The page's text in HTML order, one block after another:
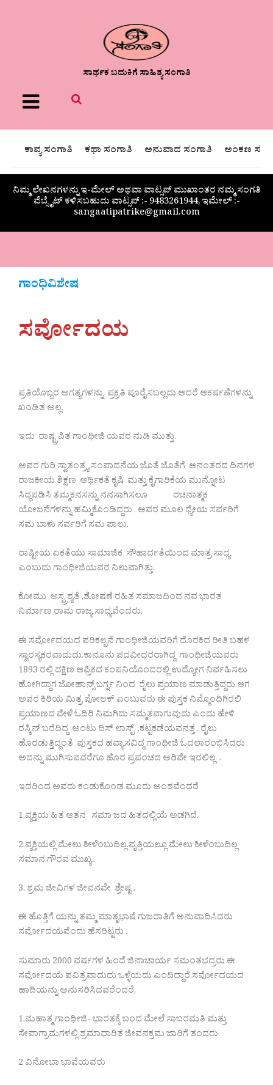
ಸಾರ್ಥಕ ಬದುಕಿಗೆ ಸಾಹಿತ್ಯ ಸಂಗಾತಿ
Menu
ಕಾವ್ಯ ಸಂಗಾತಿ ಕಥಾ ಸಂಗಾತಿ ಅನುವಾದ ಸಂಗಾತಿ ಅಂಕಣ
ನಿಮ್ಮ ಲೇಖನಗಳನ್ನು ಇ-ಮೇಲ್ ಅಥವಾ ವಾಟ್ಸಪ್ ಮುಖಾಂತರ ನಮ್ಮ ಸಂಗತಿ
ವೆಬ್ಸೈಟ್ ಕಳಿಸಬಹುದು ವಾಟ್ಸಪ್‌ :- 9483261944, ಇಮೇಲ್ :-
sangaatipatrike@gmail.com
ಗಾಂಧಿವಿಶೇಷ
ಸರ್ವೋದಯ
ಪ್ರತಿಯೊಬ್ಬರ ಅಗತ್ಯಗಳನ್ನು ಪ್ರಕ್ರತಿ ಪೂರೈಸಬಲ್ಲದು ಆದರೆ ಆಕರ್ಷಣೆಗಳನ್ನು
ಖಂಡಿತ ಅಲ್ಲ.
ಇದು ರಾಷ್ಟ್ರಪಿತ ಗಾಂಧೀಜಿ ಯವರ ನುಡಿ ಮುತ್ತು.
ಅವರ ಗುರಿ ಸ್ವಾತಂತ್ರ್ಯ ಸಂಪಾದನೆಯ ಜೊತೆ ಜೊತೆಗೆ ಆನಂತರದ ದಿನಗಳ
ರಾಜಕೀಯ ಶಿಕ್ಷಣ ಆರ್ಥಿಕತೆ ಕೃಷಿ ಮತ್ತು ಕೈಗಾರಿಕೆಯ ಮುನ್ನೋಟ
ಸಿದ್ಧಪಡಿಸಿ ತಮ್ಮಕನಸನ್ನು ನನಸಾಗಿಸಲೂ ರಚನಾತ್ಮಕ
ಯೋಜನೆಗಳನ್ನು ಹಮ್ಮಿಕೊಂಡಿದ್ದರು . ಅವರ ಮೂಲ ಧ್ಯೇಯ ಸರ್ವರಿಗೆ
ಸಮ ಬಾಳು ಸರ್ವರಿಗೆ ಸಮ ಪಾಲು.
ರಾಷ್ಟೀಯ ಏಕತೆಯು ಸಾಮಾಜಿಕ ಸೌಹಾರ್ದತೆಯಿಂದ ಮಾತ್ರ ಸಾಧ್ಯ
ಎಂಬುದು ಗಾಂಧೀಜಿಯವರ ನಿಲುವಾಗಿತ್ತು.
ಕೋಮು ,ಅಸ್ಪ್ರಶ್ಯತೆ ,ಶೋಷಣೆ ರಹಿತ ಸಮಾಜದಿಂದ ನವ ಭಾರತ
ನಿರ್ಮಾಣ ರಾಮ ರಾಜ್ಯ ಸಾಧ್ಯವೆಂದರು.
ಈ ಸರ್ವೋದಯದ ಪರಿಕಲ್ಪನೆ ಗಾಂಧೀಜಿಯವರಿಗೆ ದೊರಕಿದ ರೀತಿ ಬಹಳ
ಸ್ವಾರಸ್ಯಕರವಾದುದು.ಕಾನೂನು ಪದವೀಧರರಾಗಿದ್ದ ಗಾಂಧೀಜಿಯವರು
1893 ರಲ್ಲಿ ದಕ್ಷಿಣ ಆಫ್ರಿಕದ ಕಂಪನಿಯೊಂದರಲ್ಲಿ ಉದ್ಯೋಗ ನಿರ್ವಹಿಸಲು
ಹೋಗಿದ್ದಾಗ ಜೋಹಾನ್ಸ್ ಬರ್ಗ್ನ ನಿಂದ ರೈಲು ಪ್ರಯಾಣ ಮಾಡುತ್ತಿದ್ದರು ಆಗ
ಅವರ ಕಿರಿಯ ಮಿತ್ರ ಪೋಲಕ್ ಎಂಬುವರು ಈ ಪುಸ್ತಕ ನಿಮ್ಮೊಂದಿಗಿರಲಿ
ಪ್ರಯಾಣದ ವೇಳೆ ಓದಿರಿ ನಿಮಗಿದು ಸಮ್ಮತವಾಗುವುದು ಎಂದು ಹೇಳಿ
ರಸ್ಕಿನ್ ಬರೆದಿದ್ದ ಅಂಟು ದಿಸ್ ಲಾಸ್ಟ್ ,ಕಟ್ಟಕಡೆಯವನತ್ತ , ರೈಲು‌
ಹೊರಡುತ್ತಿದ್ದಂತೆ ಪುಸ್ತಕದ ಹವ್ಯಾಸವಿದ್ದ ಗಾಂಧೀಜಿ ಓದಲಾರಂಭಿಸಿದರು
ಅದನ್ನು ಮುಗಿಸುವವರೆಗೂ ಹೊರ ಪ್ರಪಂಚದ ಅರಿವೇ ಇರಲಿಲ್ಲ .
ಇದರಿಂದ ಅವರು ಕಂಡುಕೊಂಡ ಮೂರು ಅಂಶವೆಂದರೆ
1,ವ್ಯಕ್ತಿಯ ಹಿತ ಆತನ ಸಮಾ ಜದ ಹಿತದಲ್ಲಿಯೆ ಅಡಗಿದೆ.
2.ವ್ಯಕ್ತಿಯಲ್ಲಿ ಮೇಲು ಕೀಳೆಂಬುದಿಲ್ಲ.ವೃತ್ತಿಯಲ್ಲೂ ಮೇಲು ಕೀಳೆಂಬುದಿಲ್ಲ
ಸಮಾನ ಗೌರವ ಮುಖ್ಯ .
3. ಶ್ರಮ ಜೀವಿಗಳ ಜೀವನವೇ ಶ್ರೇಷ್ಟ .
ಈ ಹೊತ್ತಿಗೆ ಯನ್ನು ತಮ್ಮ ಮಾತೃಭಾಷೆ ಗುಜರಾತಿಗೆ ಅನುವಾದಿಸಿದರು
ಸರ್ವೋದಯವೆಂದು ಹೆಸರಿಟ್ಟರು .
ಸುಮಾರು 2000 ವರ್ಷಗಳ ಹಿಂದೆ ಜಿನಾಚಾರ್ಯ ಸಮಂತಭದ್ರರು ಈ
ಸರ್ವೋದಯ ಪವಿತ್ರವಾದುದು ಒಳ್ಳೆಯದು ಎಂದಿದ್ದಾರೆ.ಸರ್ವೋದಯದ
ಹಾದಿಯನ್ನು ಅನುಸರಿಸಿದವರೆಂದರೆ,
1.ಮಹಾತ್ಮ ಗಾಂಧೀಜಿ- ಭಾರತಕ್ಕೆ ಬಂದ ಮೇಲೆ ಸಾಬರಮತಿ ಮತ್ತು
ಸೇವಾಗ್ರಾಮಗಳಲ್ಲಿ ಶ್ರಮಾಧಾರಿತ ಜೀವನಕ್ರಮ ಜಾರಿಗೆ ತಂದರು.
2 ವಿನೋಬಾ ಭಾವೆಯವರು